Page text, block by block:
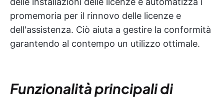
promemoria per il rinnovo delle licenze e
dell'assistenza. Ciò aiuta a gestire la conformità
garantendo al contempo un utilizzo ottimale.
Funzionalità principali di